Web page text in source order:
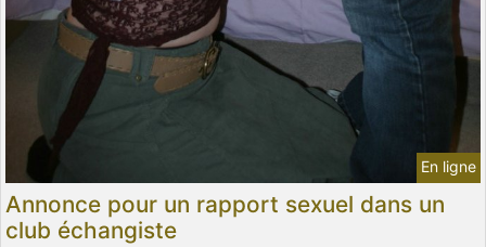
En ligne
Annonce pour un rapport sexuel dans un
club échangiste